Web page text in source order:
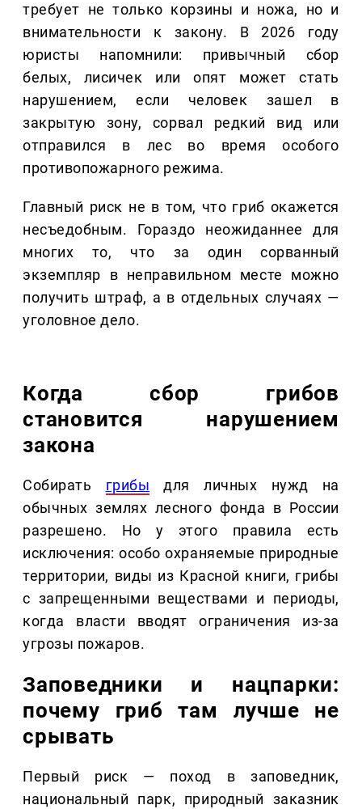
требует не только корзины и ножа, но и
внимательности к закону. В 2026 году
юристы напомнили: привычный сбор
белых, лисичек или опят может стать
нарушением, если человек зашел в
закрытую зону, сорвал редкий вид или
отправился в лес во время особого
противопожарного режима.
Главный риск не в том, что гриб окажется
несъедобным. Гораздо неожиданнее для
многих то, что за один сорванный
экземпляр в неправильном месте можно
получить штраф, а в отдельных случаях —
уголовное дело.
Когда сбор грибов
становится нарушением
закона
Собирать грибы для личных нужд на
обычных землях лесного фонда в России
разрешено. Но у этого правила есть
исключения: особо охраняемые природные
территории, виды из Красной книги, грибы
с запрещенными веществами и периоды,
когда власти вводят ограничения из-за
угрозы пожаров.
Заповедники и нацпарки:
почему гриб там лучше не
срывать
Первый риск — поход в заповедник,
национальный парк, природный заказник